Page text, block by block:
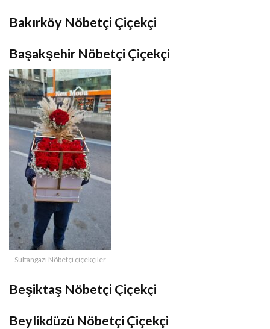
Bakırköy Nöbetçi Çiçekçi
Başakşehir Nöbetçi Çiçekçi
Sultangazi Nöbetçi çiçekçiler
Beşiktaş Nöbetçi Çiçekçi
Beylikdüzü Nöbetçi Çiçekçi